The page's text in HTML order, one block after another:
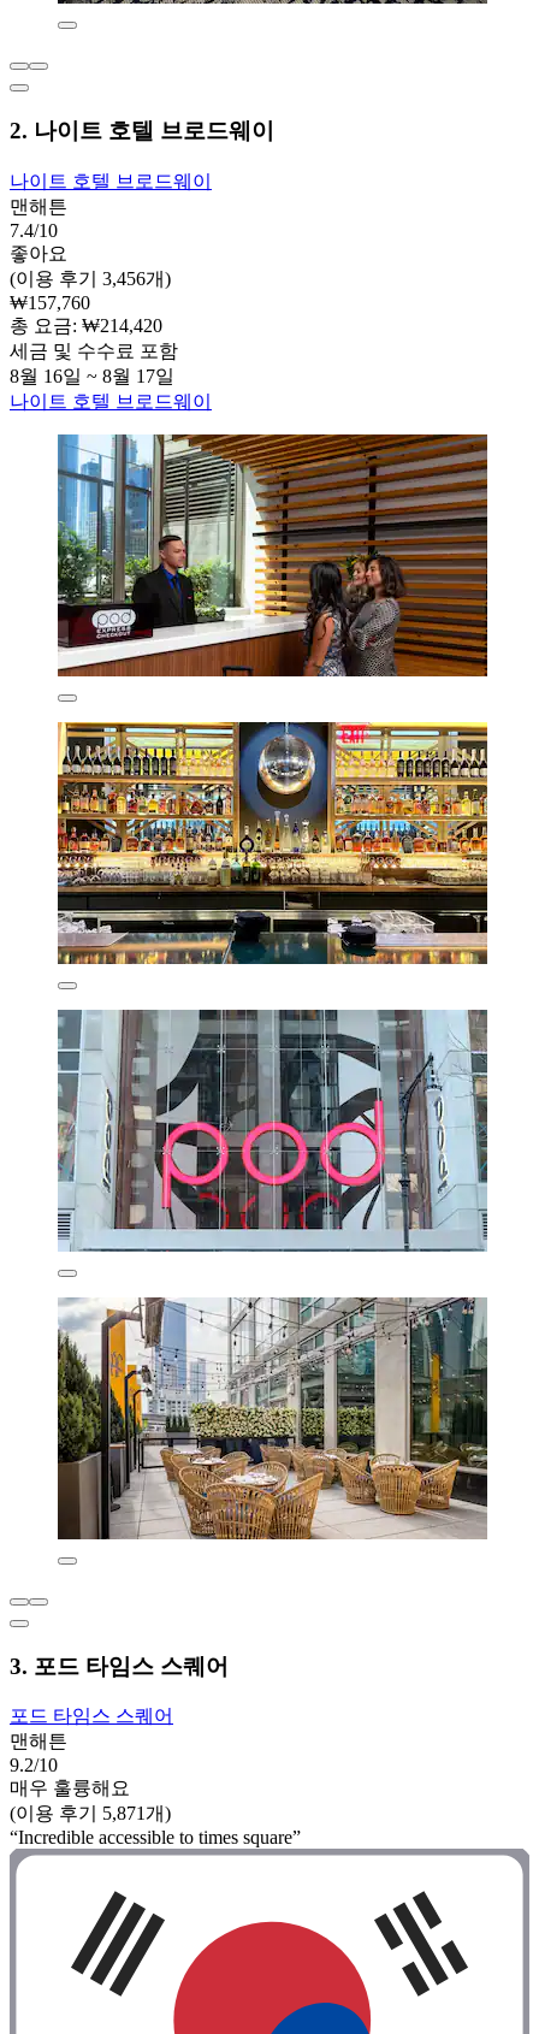
2. 나이트 호텔 브로드웨이
나이트 호텔 브로드웨이
맨해튼
7.4/10
좋아요
(이용 후기 3,456개)
₩157,760
총 요금: ₩214,420
세금 및 수수료 포함
8월 16일 ~ 8월 17일
나이트 호텔 브로드웨이
3. 포드 타임스 스퀘어
포드 타임스 스퀘어
맨해튼
9.2/10
매우 훌륭해요
(이용 후기 5,871개)
“Incredible accessible to times square”